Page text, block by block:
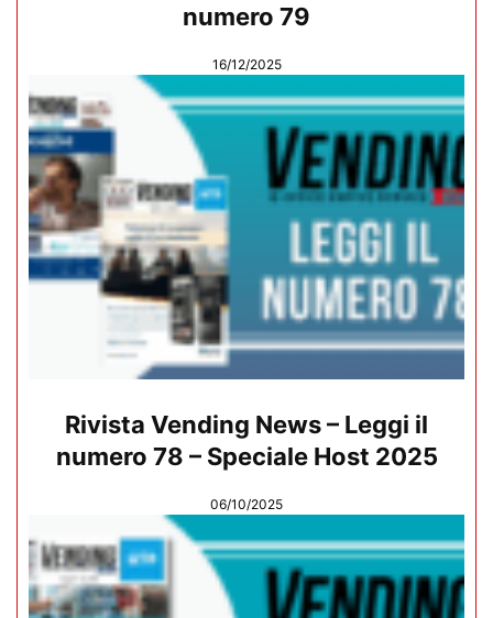
numero 79
16/12/2025
Rivista Vending News – Leggi il
numero 78 – Speciale Host 2025
06/10/2025